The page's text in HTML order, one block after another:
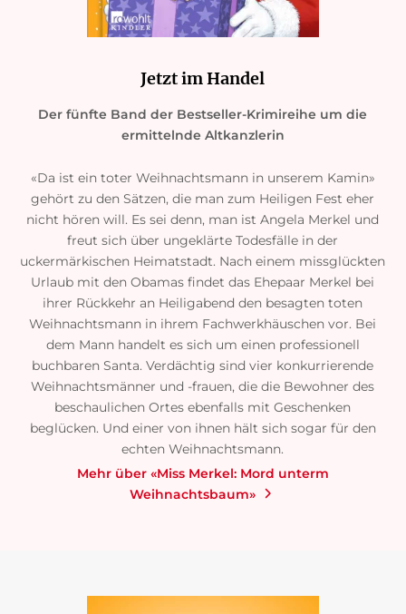
Jetzt im Handel
Der fünfte Band der Bestseller-Krimireihe um die
ermittelnde Altkanzlerin
«Da ist ein toter Weihnachtsmann in unserem Kamin»
gehört zu den Sätzen, die man zum Heiligen Fest eher
nicht hören will. Es sei denn, man ist Angela Merkel und
freut sich über ungeklärte Todesfälle in der
uckermärkischen Heimatstadt. Nach einem missglückten
Urlaub mit den Obamas findet das Ehepaar Merkel bei
ihrer Rückkehr an Heiligabend den besagten toten
Weihnachtsmann in ihrem Fachwerkhäuschen vor. Bei
dem Mann handelt es sich um einen professionell
buchbaren Santa. Verdächtig sind vier konkurrierende
Weihnachtsmänner und -frauen, die die Bewohner des
beschaulichen Ortes ebenfalls mit Geschenken
beglücken. Und einer von ihnen hält sich sogar für den
echten Weihnachtsmann.
Mehr über «Miss Merkel: Mord unterm
Weihnachtsbaum»